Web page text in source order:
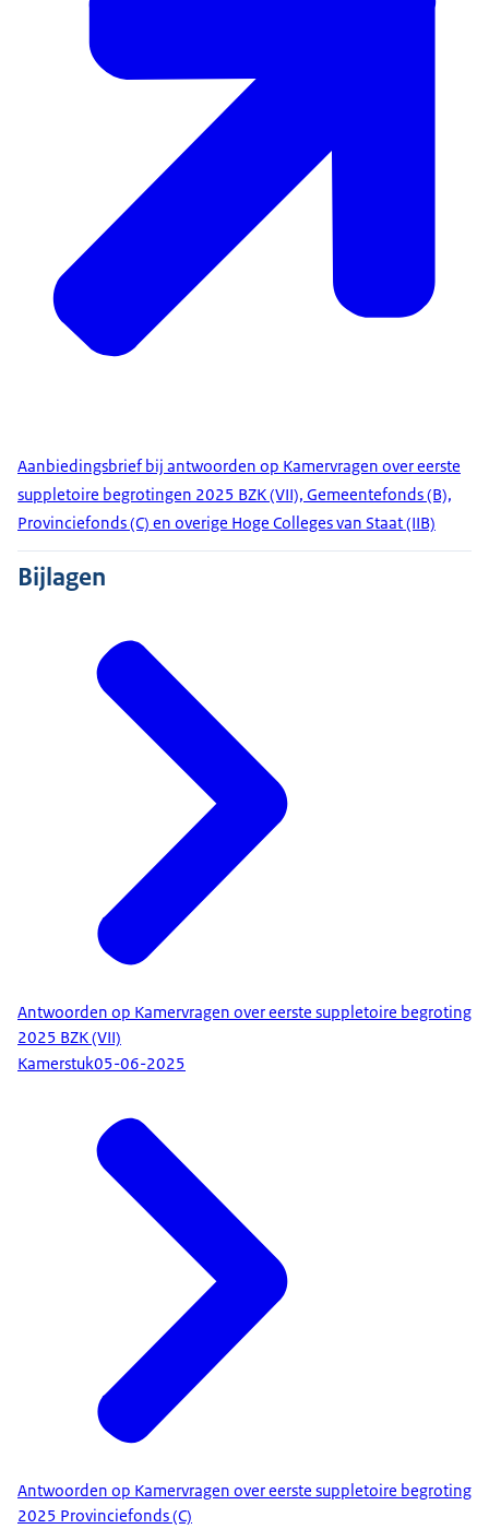
Aanbiedingsbrief bij antwoorden op Kamervragen over eerste
suppletoire begrotingen 2025 BZK (VII), Gemeentefonds (B),
Provinciefonds (C) en overige Hoge Colleges van Staat (IIB)
Bijlagen
Antwoorden op Kamervragen over eerste suppletoire begroting
2025 BZK (VII)
Kamerstuk05-06-2025
Antwoorden op Kamervragen over eerste suppletoire begroting
2025 Provinciefonds (C)